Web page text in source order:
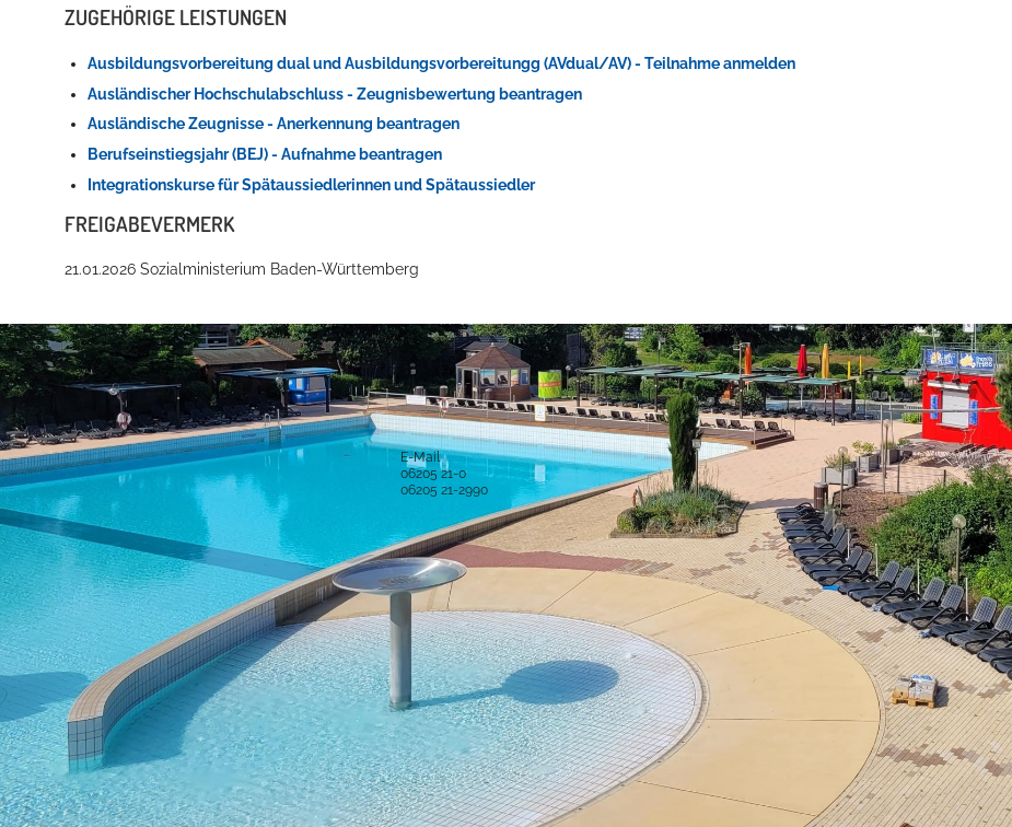
Konzerte, Tagungen und vieles mehr
Die Stadthalle Hockenheim bietet den perfekten Standort für Events aller Art!
mehr dazu...
ZUGEHÖRIGE LEISTUNGEN
Ausbildungsvorbereitung dual und Ausbildungsvorbereitungg (AVdual/AV) - Teilnahme anmelden
Ausländischer Hochschulabschluss - Zeugnisbewertung beantragen
Ausländische Zeugnisse - Anerkennung beantragen
Berufseinstiegsjahr (BEJ) - Aufnahme beantragen
Integrationskurse für Spätaussiedlerinnen und Spätaussiedler
FREIGABEVERMERK
21.01.2026 Sozialministerium Baden-Württemberg
Anschrift und Bankverbindung
Stadt Hockenheim
Rathausstraße 1
68766 Hockenheim
Postanschrift
Postfach 15 48
68758 Hockenheim
Bankverbindung
IBAN: DE52 6725 0020 0006 2012 53
BIC: SOLADES1HDB
Sparkasse Heidelberg
IBAN: DE61 5479 0000 0001 0061 50
BIC: GENODE61SPE
Volksbank Kur- und Rheinpfalz eG
Kontakt
Alle Ansprechpartner
E-Mail
06205 21-0
06205 21-2990
Sichere Kommunikation
Service-Portal BW
Was ist das Service-Portal Baden-Württemberg?
virtuelle Poststelle
Was ist die virtuelle Poststelle?
Öffnungszeiten
Mo - Fr:
Mi:
Sa - So:
08 - 12 Uhr
14 - 18 Uhr
geschlossen
Öffnungszeiten Bürgerbüro
Mo - Fr:
Mo, Di, Do:
Mi:
08 - 12 Uhr
14 - 15.30 Uhr
14 - 18 Uhr (Nur mit Termin)
Copyright © 2016 Stadt Hockenheim